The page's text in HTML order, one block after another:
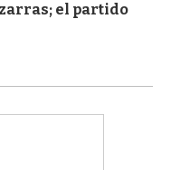
el partido